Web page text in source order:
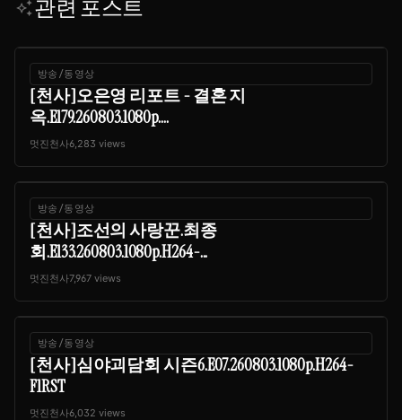
auto_awesome관련 포스트
방송/동영상
[천사]오은영 리포트 - 결혼 지
옥.E179.260803.1080p....
멋진천사6,283 views
방송/동영상
[천사]조선의 사랑꾼.최종
회.E133.260803.1080p.H264-...
멋진천사7,967 views
방송/동영상
[천사]심야괴담회 시즌6.E07.260803.1080p.H264-
F1RST
멋진천사6,032 views